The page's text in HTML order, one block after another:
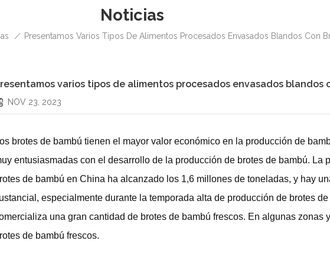
Noticias
/ Presentamos Varios Tipos De Alimentos Procesados Envasados Blandos Con
varios tipos de alimentos procesados envasados blandos
NOV 23, 2023
brotes de bambú tienen el mayor valor económico en la producción de
entusiasmadas con el desarrollo de la producción de brotes de bambú. La
de bambú en China ha alcanzado los 1,6 millones de toneladas, y hay
especialmente durante la temporada alta de producción de brotes
una gran cantidad de brotes de bambú frescos. En algunas zonas
de bambú frescos.